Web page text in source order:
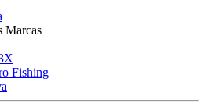
Marcas
Fishing